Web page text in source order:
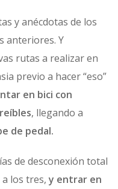
y anécdotas de los
anteriores. Y
rutas a realizar en
previo a hacer “eso”
en bici con
, llegando a
de pedal.
de desconexión total
los tres, y entrar en